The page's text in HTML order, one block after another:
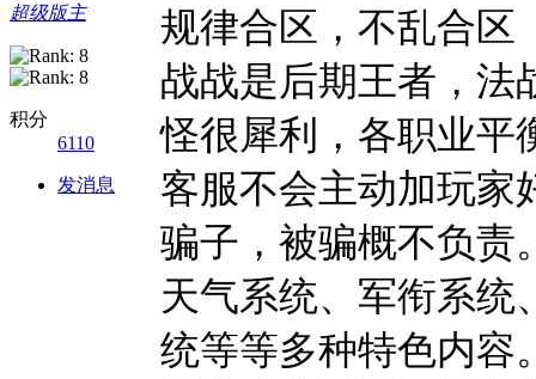
超级版主
积分
6110
发消息
规律合区，不乱合区
战战是后期王者，法
怪很犀利，各职业平
客服不会主动加玩家
骗子，被骗概不负责
天气系统、军衔系统
统等等多种特色内容